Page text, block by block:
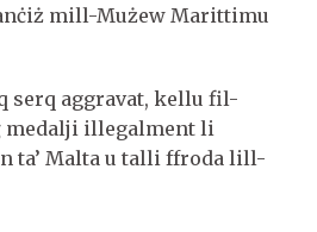
mill-Mużew Marittimu
serq aggravat, kellu fil-
medalji illegalment li
ta’ Malta u talli ffroda lill-